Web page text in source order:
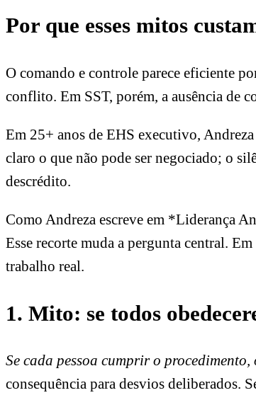
Por que esses mitos
O comando e controle parece eficiente
conflito. Em SST, porém, a ausência de
Em 25+ anos de EHS executivo,
claro o que não pode ser negociado; o
descrédito.
Como Andreza escreve em *Liderança
Esse recorte muda a pergunta central.
trabalho real.
1. Mito: se todos
Se cada pessoa cumprir o procedimento,
consequência para desvios deliberados.